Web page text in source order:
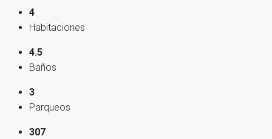
4
Habitaciones
4.5
Baños
3
Parqueos
307